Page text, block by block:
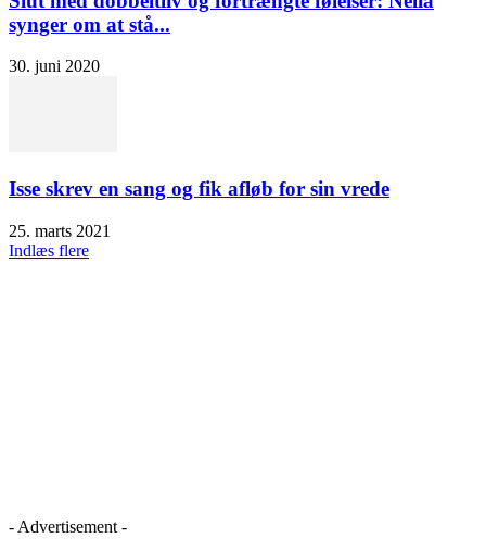
synger om at stå...
30. juni 2020
Isse skrev en sang og fik afløb for sin vrede
25. marts 2021
Indlæs flere
- Advertisement -